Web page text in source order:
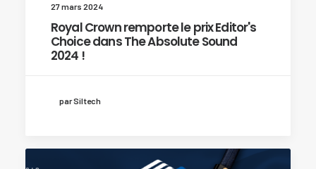
27 mars 2024
Royal Crown remporte le prix Editor's
Choice dans The Absolute Sound
2024 !
par Siltech